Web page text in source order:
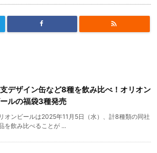

デザイン缶など8種を飲み比べ！オリオン
ルの福袋3種発売
オンビールは2025年11月5日（水）、計8種類の同社
を飲み比べることが ...